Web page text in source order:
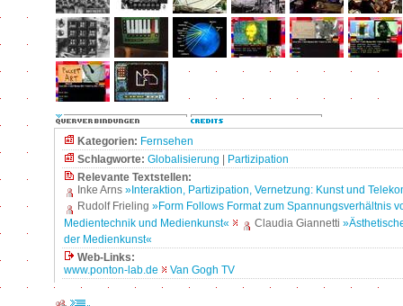
Kategorien: Fernsehen
Schlagworte: Globalisierung | Partizipation
Relevante Textstellen:
Inke Arns »Interaktion, Partizipation, Vernetzung: Kunst und
Rudolf Frieling »Form Follows Format zum Spannungsverhältnis
Medientechnik und Medienkunst«
Claudia Giannetti
der Medienkunst«
Web-Links:
www.ponton-lab.de
Van Gogh TV